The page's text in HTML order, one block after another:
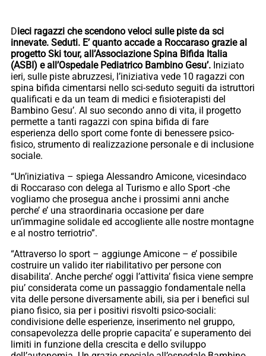
Dieci ragazzi che scendono veloci sulle piste da sci
innevate. Seduti. E’ quanto accade a Roccaraso grazie al
progetto Ski tour, all’Associazione Spina Bifida Italia
(ASBI) e all’Ospedale Pediatrico Bambino Gesu’. Iniziato
ieri, sulle piste abruzzesi, l’iniziativa vede 10 ragazzi con
spina bifida cimentarsi nello sci-seduto seguiti da istruttori
qualificati e da un team di medici e fisioterapisti del
Bambino Gesu’. Al suo secondo anno di vita, il progetto
permette a tanti ragazzi con spina bifida di fare
esperienza dello sport come fonte di benessere psico-
fisico, strumento di realizzazione personale e di inclusione
sociale.
“Un’iniziativa – spiega Alessandro Amicone, vicesindaco
di Roccaraso con delega al Turismo e allo Sport -che
vogliamo che prosegua anche i prossimi anni anche
perche’ e’ una straordinaria occasione per dare
un’immagine solidale ed accogliente alle nostre montagne
e al nostro terriotrio”.
“Attraverso lo sport – aggiunge Amicone – e’ possibile
costruire un valido iter riabilitativo per persone con
disabilita’. Anche perche’ oggi l’attivita’ fisica viene sempre
piu’ considerata come un passaggio fondamentale nella
vita delle persone diversamente abili, sia per i benefici sul
piano fisico, sia per i positivi risvolti psico-sociali:
condivisione delle esperienze, inserimento nel gruppo,
consapevolezza delle proprie capacita’ e superamento dei
limiti in funzione della crescita e dello sviluppo